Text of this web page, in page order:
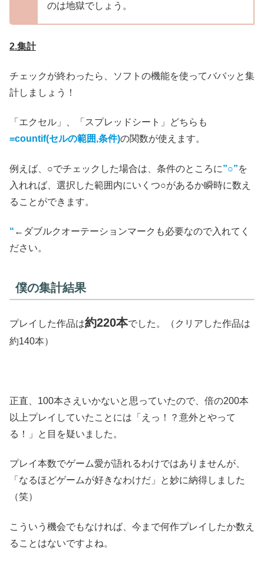
のは地獄でしょう。
2.集計
チェックが終わったら、ソフトの機能を使ってババッと集
計しましょう！
「エクセル」、「スプレッドシート」どちらも
=countif(セルの範囲,条件)の関数が使えます。
例えば、○でチェックした場合は、条件のところに”○”を
入れれば、選択した範囲内にいくつ○があるか瞬時に数え
ることができます。
“ ←ダブルクオーテーションマークも必要なので入れてく
ださい。
僕の集計結果
プレイした作品は約220本でした。（クリアした作品は
約140本）
正直、100本さえいかないと思っていたので、倍の200本
以上プレイしていたことには「えっ！？意外とやって
る！」と目を疑いました。
プレイ本数でゲーム愛が語れるわけではありませんが、
「なるほどゲームが好きなわけだ」と妙に納得しました
（笑）
こういう機会でもなければ、今まで何作プレイしたか数え
ることはないですよね。